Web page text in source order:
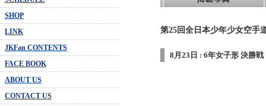
SHOP
LINK
JKFan CONTENTS
FACE BOOK
ABOUT US
CONTACT US
第25回全日本少年少女空手
8月23日 : 6年女子形 決勝戦